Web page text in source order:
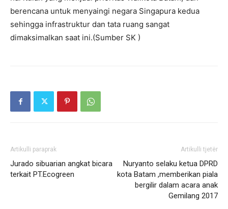
berencana untuk menyaingi negara Singapura kedua
sehingga infrastruktur dan tata ruang sangat
dimaksimalkan saat ini.(Sumber SK )
Artikulli paraprak
Jurado sibuarian angkat bicara
terkait PT.Ecogreen
Artikulli tjetër
Nuryanto selaku ketua DPRD
kota Batam ,memberikan piala
bergilir dalam acara anak
Gemilang 2017